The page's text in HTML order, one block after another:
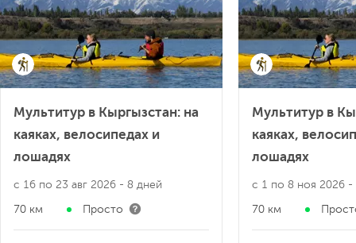
Мультитур в Кыргызстан: на
каяках, велосипедах и
лошадях
с 16 по 23 авг 2026 - 8 дней
70 км Просто
Мультитур в
каяках,
лошадях
с 1 по 8 ноя 2026 -
70 км